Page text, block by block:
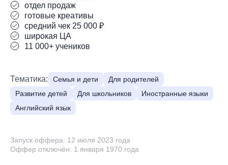
отдел продаж
готовые креативы
средний чек 25 000 ₽
широкая ЦА
11 000+ учеников
Тематика: Семья и дети
Для родителей
Развитие детей
Для школьников
Иностранные языки
Английский язык
Запуск оффера: 12 июля 2023 года
Оффер отключён: 1 января 1970 года